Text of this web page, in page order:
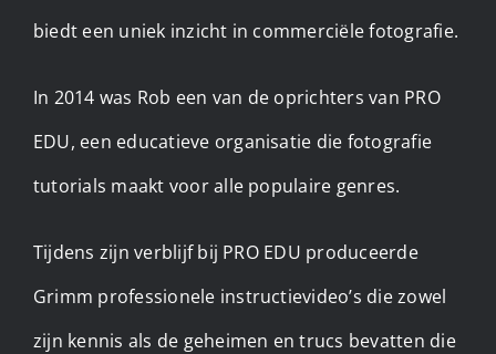
biedt een uniek inzicht in commerciële fotografie.
In 2014 was Rob een van de oprichters van PRO
EDU, een educatieve organisatie die fotografie
tutorials maakt voor alle populaire genres. ​
Tijdens zijn verblijf bij PRO EDU produceerde
Grimm professionele instructievideo’s die zowel
zijn kennis als de geheimen en trucs bevatten die